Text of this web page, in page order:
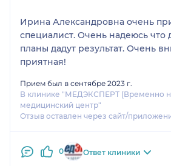
Ирина Александровна очень
специалист. Очень надеюсь что
планы дадут результат. Очень
приятная!
Прием был в сентябре 2023 г.
В клинике "МЕДЭКСПЕРТ (Временно
медицинский центр"
Отзыв оставлен через сайт/
0 Ответ клиники